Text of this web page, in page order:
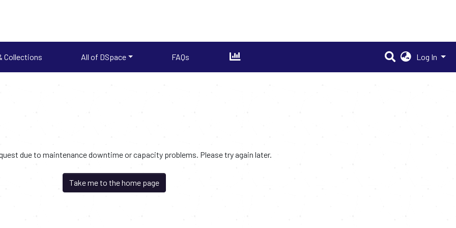
Collections All of DSpace FAQs Log In
due to maintenance downtime or capacity problems. Please try again later.
Take me to the home page